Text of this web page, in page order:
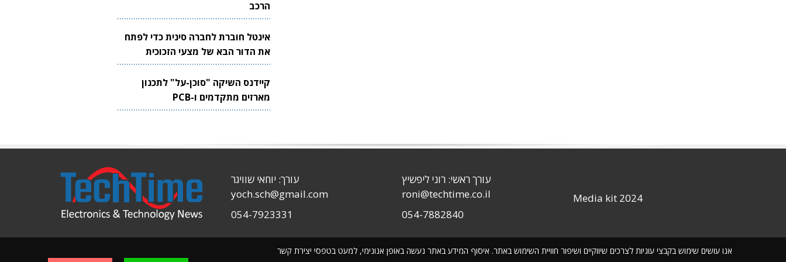
הרכב
אינטל חוברת לחברה סינית כדי לפתח
את הדור הבא של מצעי הזכוכית
לשבבים
קיידנס השיקה "סוכן-על" לתכנון
מארזים מתקדמים ו-PCB
אנו עושים שימוש בקבצי עוגיות לצרכים שיווקיים ושיפור חוויית השימוש באתר. איסוף המידע באתר נעשה באופן אנונימי, למעט בטפסי יצירת קשר
Media kit 2024
עורך ראשי: רוני ליפשיץ
roni@techtime.co.il
054-7882840
עורך: יוחאי שוויגר
yoch.sch@gmail.com
054-7923331